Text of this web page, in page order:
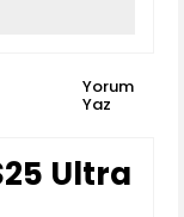
Yorum
Yaz
Ultra